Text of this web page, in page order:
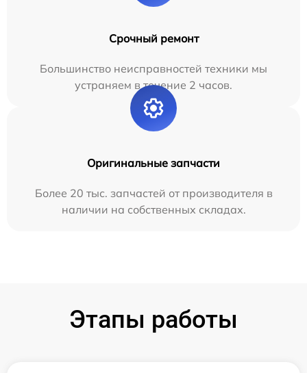
Срочный ремонт
Большинство неисправностей техники мы
устраняем в течение 2 часов.
Оригинальные запчасти
Более 20 тыс. запчастей от производителя в
наличии на собственных складах.
Этапы работы